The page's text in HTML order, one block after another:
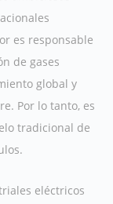
es responsable
de gases
global y
Por lo tanto, es
tradicional de
eléctricos